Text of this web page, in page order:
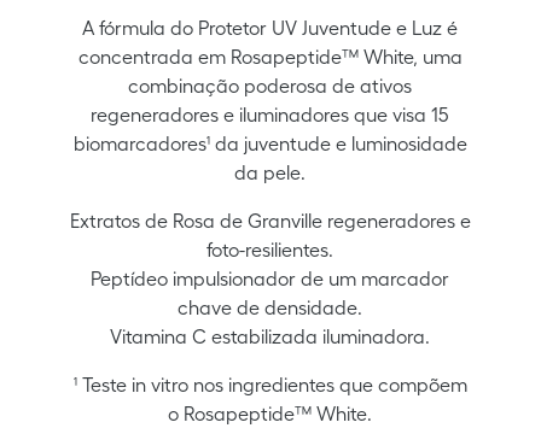
A fórmula do Protetor UV Juventude e Luz é
concentrada em Rosapeptide™ White, uma
combinação poderosa de ativos
regeneradores e iluminadores que visa 15
biomarcadores¹ da juventude e luminosidade
da pele.
Extratos de Rosa de Granville regeneradores e
foto-resilientes.
Peptídeo impulsionador de um marcador
chave de densidade.
Vitamina C estabilizada iluminadora.
¹ Teste in vitro nos ingredientes que compõem
o Rosapeptide™ White.